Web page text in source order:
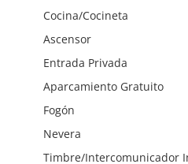
Cocina/Cocineta
Ascensor
Entrada Privada
Aparcamiento Gratuito
Fogón
Nevera
Timbre/Intercomunicador